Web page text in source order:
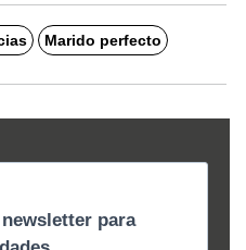
Marido perfecto